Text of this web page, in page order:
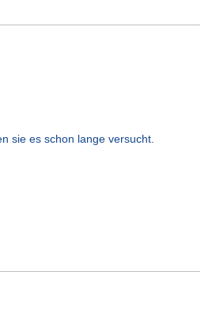
sie es schon lange versucht.